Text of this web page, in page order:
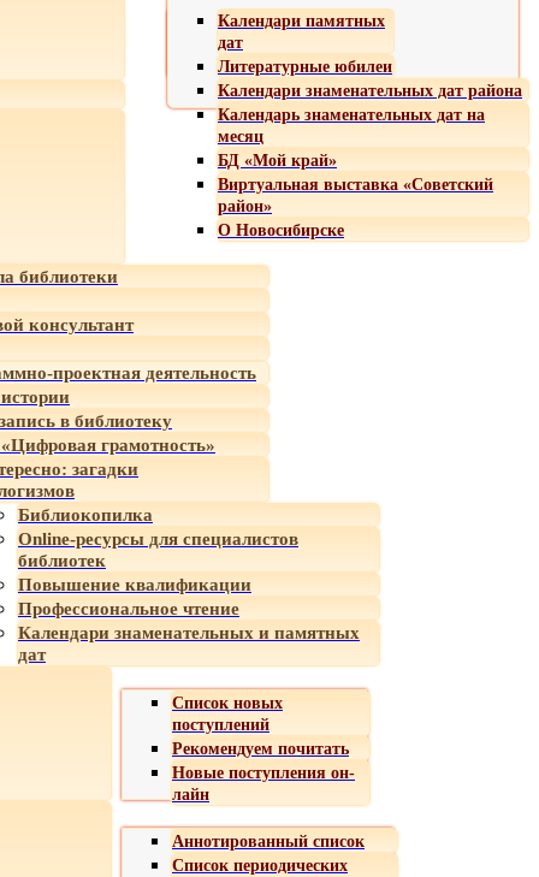
Календари памятных
дат
Литературные юбилеи
Календари знаменательных дат района
Календарь знаменательных дат на
месяц
БД «Мой край»
Виртуальная выставка «Советский
район»
О Новосибирске
библиотеки
консультант
проектная деятельность
в библиотеку
грамотность»
загадки
Библиокопилка
Online-ресурсы для специалистов
библиотек
Повышение квалификации
Профессиональное чтение
Календари знаменательных и памятных
дат
Список новых
поступлений
Рекомендуем почитать
Новые поступления он-
лайн
Аннотированный список
Список периодических